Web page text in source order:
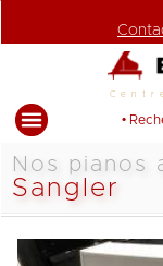
•
Nos pianos
Sangler